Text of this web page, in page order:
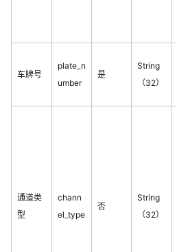
车牌号
plate_n
umber
是
String
（32）
通道类
型
chann
el_type
否
String
（32）